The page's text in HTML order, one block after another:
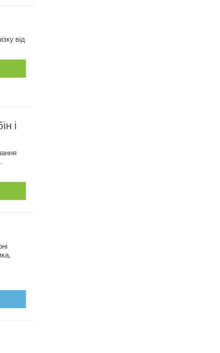
від
і